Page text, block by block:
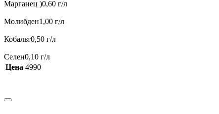
Марганец )0,60 г/л
Молибден1,00 г/л
Кобальт0,50 г/л
Селен0,10 г/л
Цена 4990